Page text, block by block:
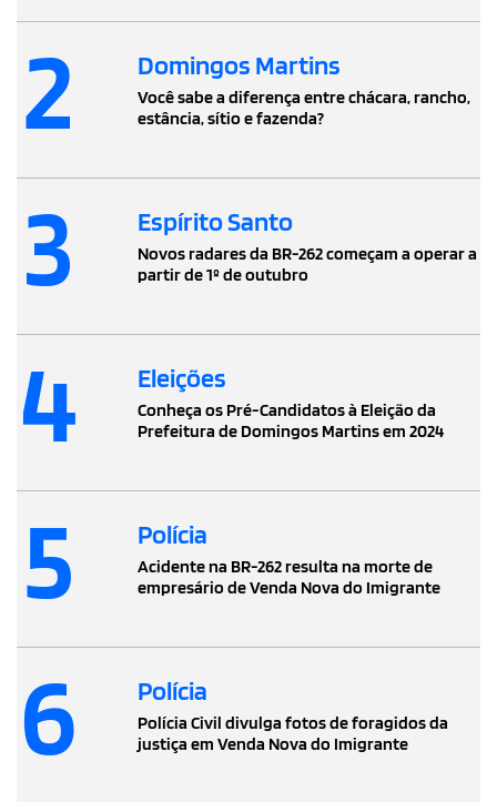
2 Domingos Martins
Você sabe a diferença entre chácara, rancho,
estância, sítio e fazenda?
3 Espírito Santo
Novos radares da BR-262 começam a operar a
partir de 1º de outubro
4 Eleições
Conheça os Pré-Candidatos à Eleição da
Prefeitura de Domingos Martins em 2024
5 Polícia
Acidente na BR-262 resulta na morte de
empresário de Venda Nova do Imigrante
6 Polícia
Polícia Civil divulga fotos de foragidos da
justiça em Venda Nova do Imigrante